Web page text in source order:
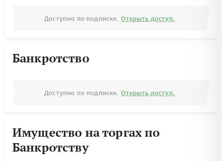
Доступно по подписке. Открыть доступ.
Банкротство
Доступно по подписке. Открыть доступ.
Имущество на торгах по
Банкротству